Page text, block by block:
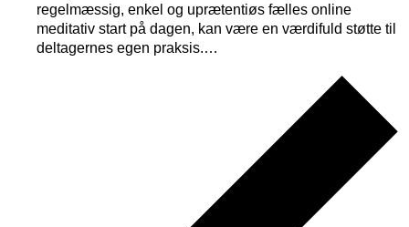
regelmæssig, enkel og uprætentiøs fælles online
meditativ start på dagen, kan være en værdifuld støtte til
deltagernes egen praksis.…